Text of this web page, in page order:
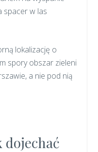
spacer w las
lokalizację o
spory obszar zieleni
a nie pod nią
dojechać